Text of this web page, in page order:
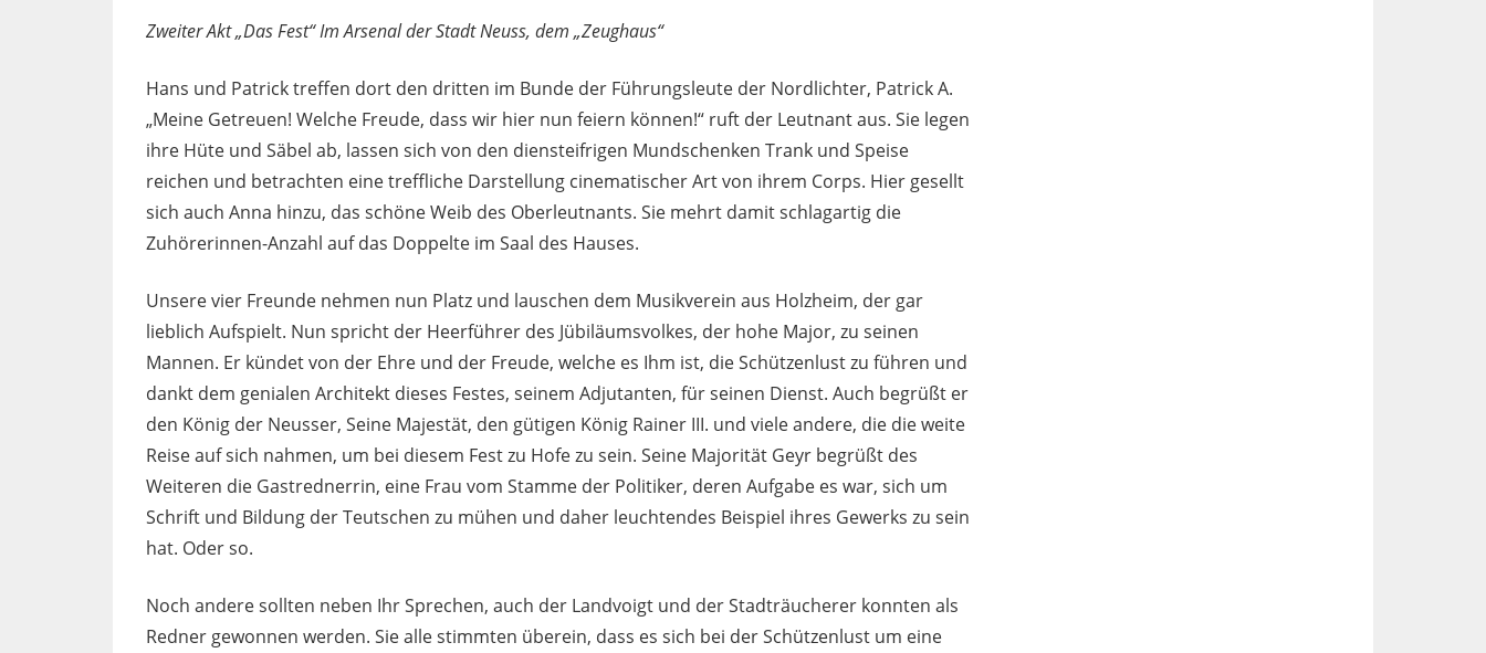
Zweiter Akt „Das Fest“ Im Arsenal der Stadt Neuss, dem „Zeughaus“
Hans und Patrick treffen dort den dritten im Bunde der Führungsleute der Nordlichter, Patrick A.
„Meine Getreuen! Welche Freude, dass wir hier nun feiern können!“ ruft der Leutnant aus. Sie legen
ihre Hüte und Säbel ab, lassen sich von den diensteifrigen Mundschenken Trank und Speise
reichen und betrachten eine treffliche Darstellung cinematischer Art von ihrem Corps. Hier gesellt
sich auch Anna hinzu, das schöne Weib des Oberleutnants. Sie mehrt damit schlagartig die
Zuhörerinnen-Anzahl auf das Doppelte im Saal des Hauses.
Unsere vier Freunde nehmen nun Platz und lauschen dem Musikverein aus Holzheim, der gar
lieblich Aufspielt. Nun spricht der Heerführer des Jübiläumsvolkes, der hohe Major, zu seinen
Mannen. Er kündet von der Ehre und der Freude, welche es Ihm ist, die Schützenlust zu führen und
dankt dem genialen Architekt dieses Festes, seinem Adjutanten, für seinen Dienst. Auch begrüßt er
den König der Neusser, Seine Majestät, den gütigen König Rainer III. und viele andere, die die weite
Reise auf sich nahmen, um bei diesem Fest zu Hofe zu sein. Seine Majorität Geyr begrüßt des
Weiteren die Gastrednerrin, eine Frau vom Stamme der Politiker, deren Aufgabe es war, sich um
Schrift und Bildung der Teutschen zu mühen und daher leuchtendes Beispiel ihres Gewerks zu sein
hat. Oder so.
Noch andere sollten neben Ihr Sprechen, auch der Landvoigt und der Stadträucherer konnten als
Redner gewonnen werden. Sie alle stimmten überein, dass es sich bei der Schützenlust um eine